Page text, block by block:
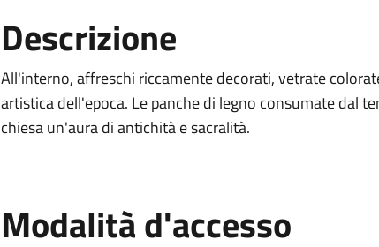
Descrizione
All'interno, affreschi riccamente decorati, vetrate
artistica dell'epoca. Le panche di legno consumate dal
chiesa un'aura di antichità e sacralità.
Modalità d'accesso